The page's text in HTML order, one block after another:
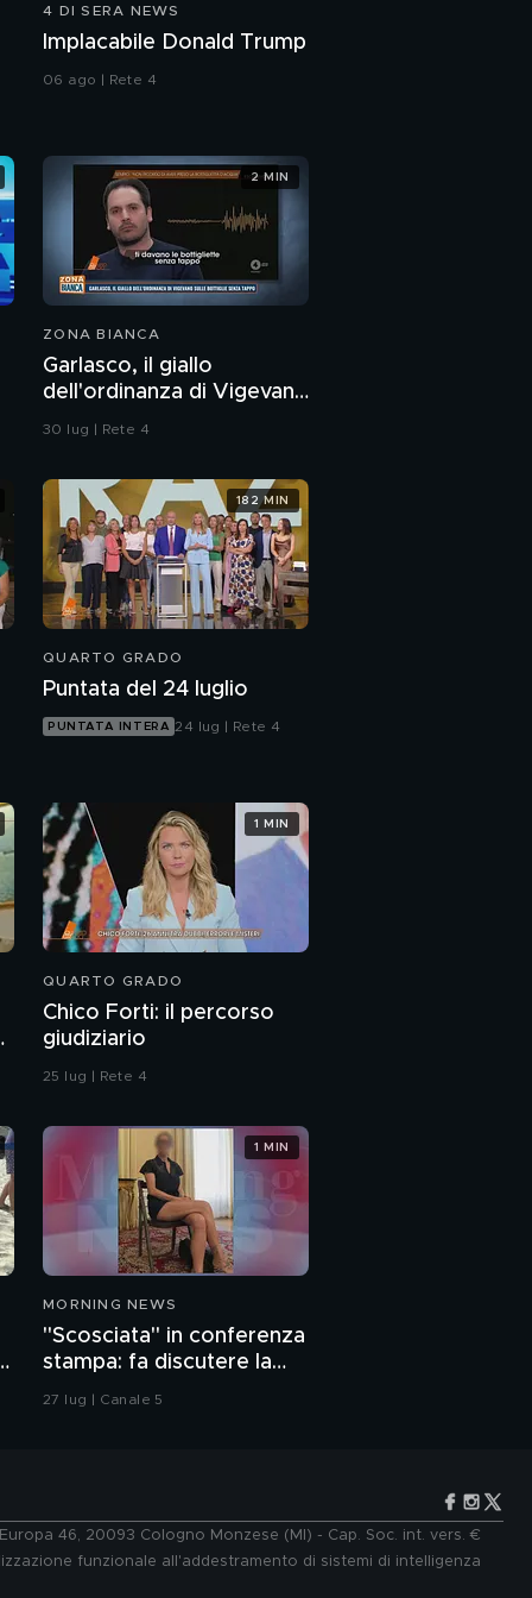
4 DI SERA NEWS
Implacabile Donald Trump
06 ago | Rete 4
ZONA BIANCA
Garlasco, il giallo
dell'ordinanza di Vigevano
sulle bottiglie senza
30 lug | Rete 4
2 MIN
QUARTO GRADO
Puntata del 24 luglio
PUNTATA INTERA 24 lug | Rete 4
182 MIN
QUARTO GRADO
Chico Forti: il percorso
giudiziario
25 lug | Rete 4
1 MIN
MORNING NEWS
"Scosciata" in conferenza
stampa: fa discutere la
vicesindaca di Livorno
27 lug | Canale 5
1 MIN
46, 20093 Cologno Monzese (MI) - Cap. Soc. int. vers. €
funzionale all'addestramento di sistemi di intelligenza